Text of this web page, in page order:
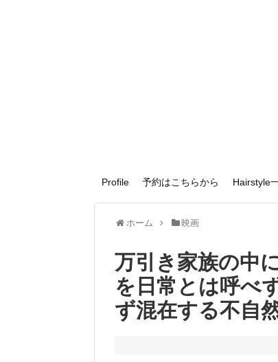
Profile 予約はこちらから Hairstyle
ホーム 映画
万引き家族の中
を日常とは呼べ
ず混在する不自然